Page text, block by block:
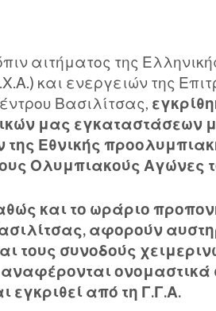
αιτήματος της
και ενεργειών της
Βασιλίτσας,
μας εγκαταστάσεων
της Εθνικής
Ολυμπιακούς Αγώνες
και το ωράριο
αφορούν
τους συνοδούς
αναφέρονται
εγκριθεί από τη Γ.Γ.Α.